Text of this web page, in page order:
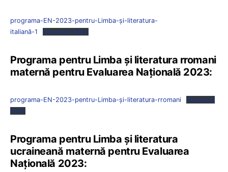
programa-EN-2023-pentru-Limba-și-literatura-
italiană-1
Descarcă fișier
Programa pentru Limba şi literatura rromani
maternă pentru Evaluarea Națională 2023:
programa-EN-2023-pentru-Limba-și-literatura-rromani
Descarcă
fișier
Programa pentru Limba şi literatura
ucraineană maternă pentru Evaluarea
Națională 2023: